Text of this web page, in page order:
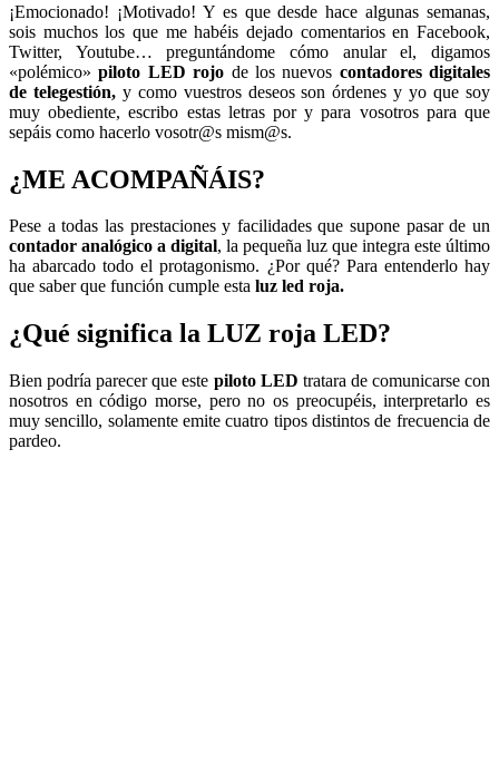
¡Emocionado! ¡Motivado! Y es que desde hace algunas semanas,
sois muchos los que me habéis dejado comentarios en Facebook,
Twitter, Youtube… preguntándome cómo anular el, digamos
«polémico»piloto LED rojo de los nuevos contadores digitales
de telegestión, y como vuestros deseos son órdenes y yo que soy
muy obediente, escribo estas letras por y para vosotros para que
sepáis como hacerlo vosotr@s mism@s.
¿ME ACOMPAÑÁIS?
Pese a todas las prestaciones y facilidades que supone pasar de un
contador analógico a digital, la pequeña luz que integra este último
ha abarcado todo el protagonismo. ¿Por qué? Para entenderlo hay
que saber que función cumple esta luz led roja.
¿Qué significa la LUZ roja LED?
Bien podría parecer que este piloto LED tratara de comunicarse con
nosotros en código morse, pero no os preocupéis, interpretarlo es
muy sencillo, solamente emite cuatro tipos distintos de frecuencia de
pardeo.